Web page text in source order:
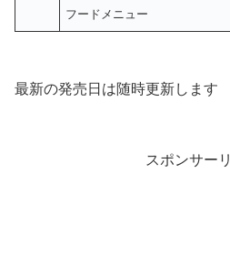
フードメニュー
最新の発売日は随時更新します
スポンサー